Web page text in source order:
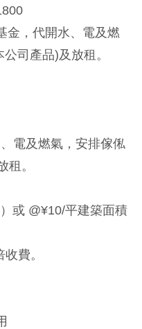
金，代開水、電及燃
司產品)及放租。
電及燃氣，安排傢俬
租。
或 @¥10/平建築面積
費。